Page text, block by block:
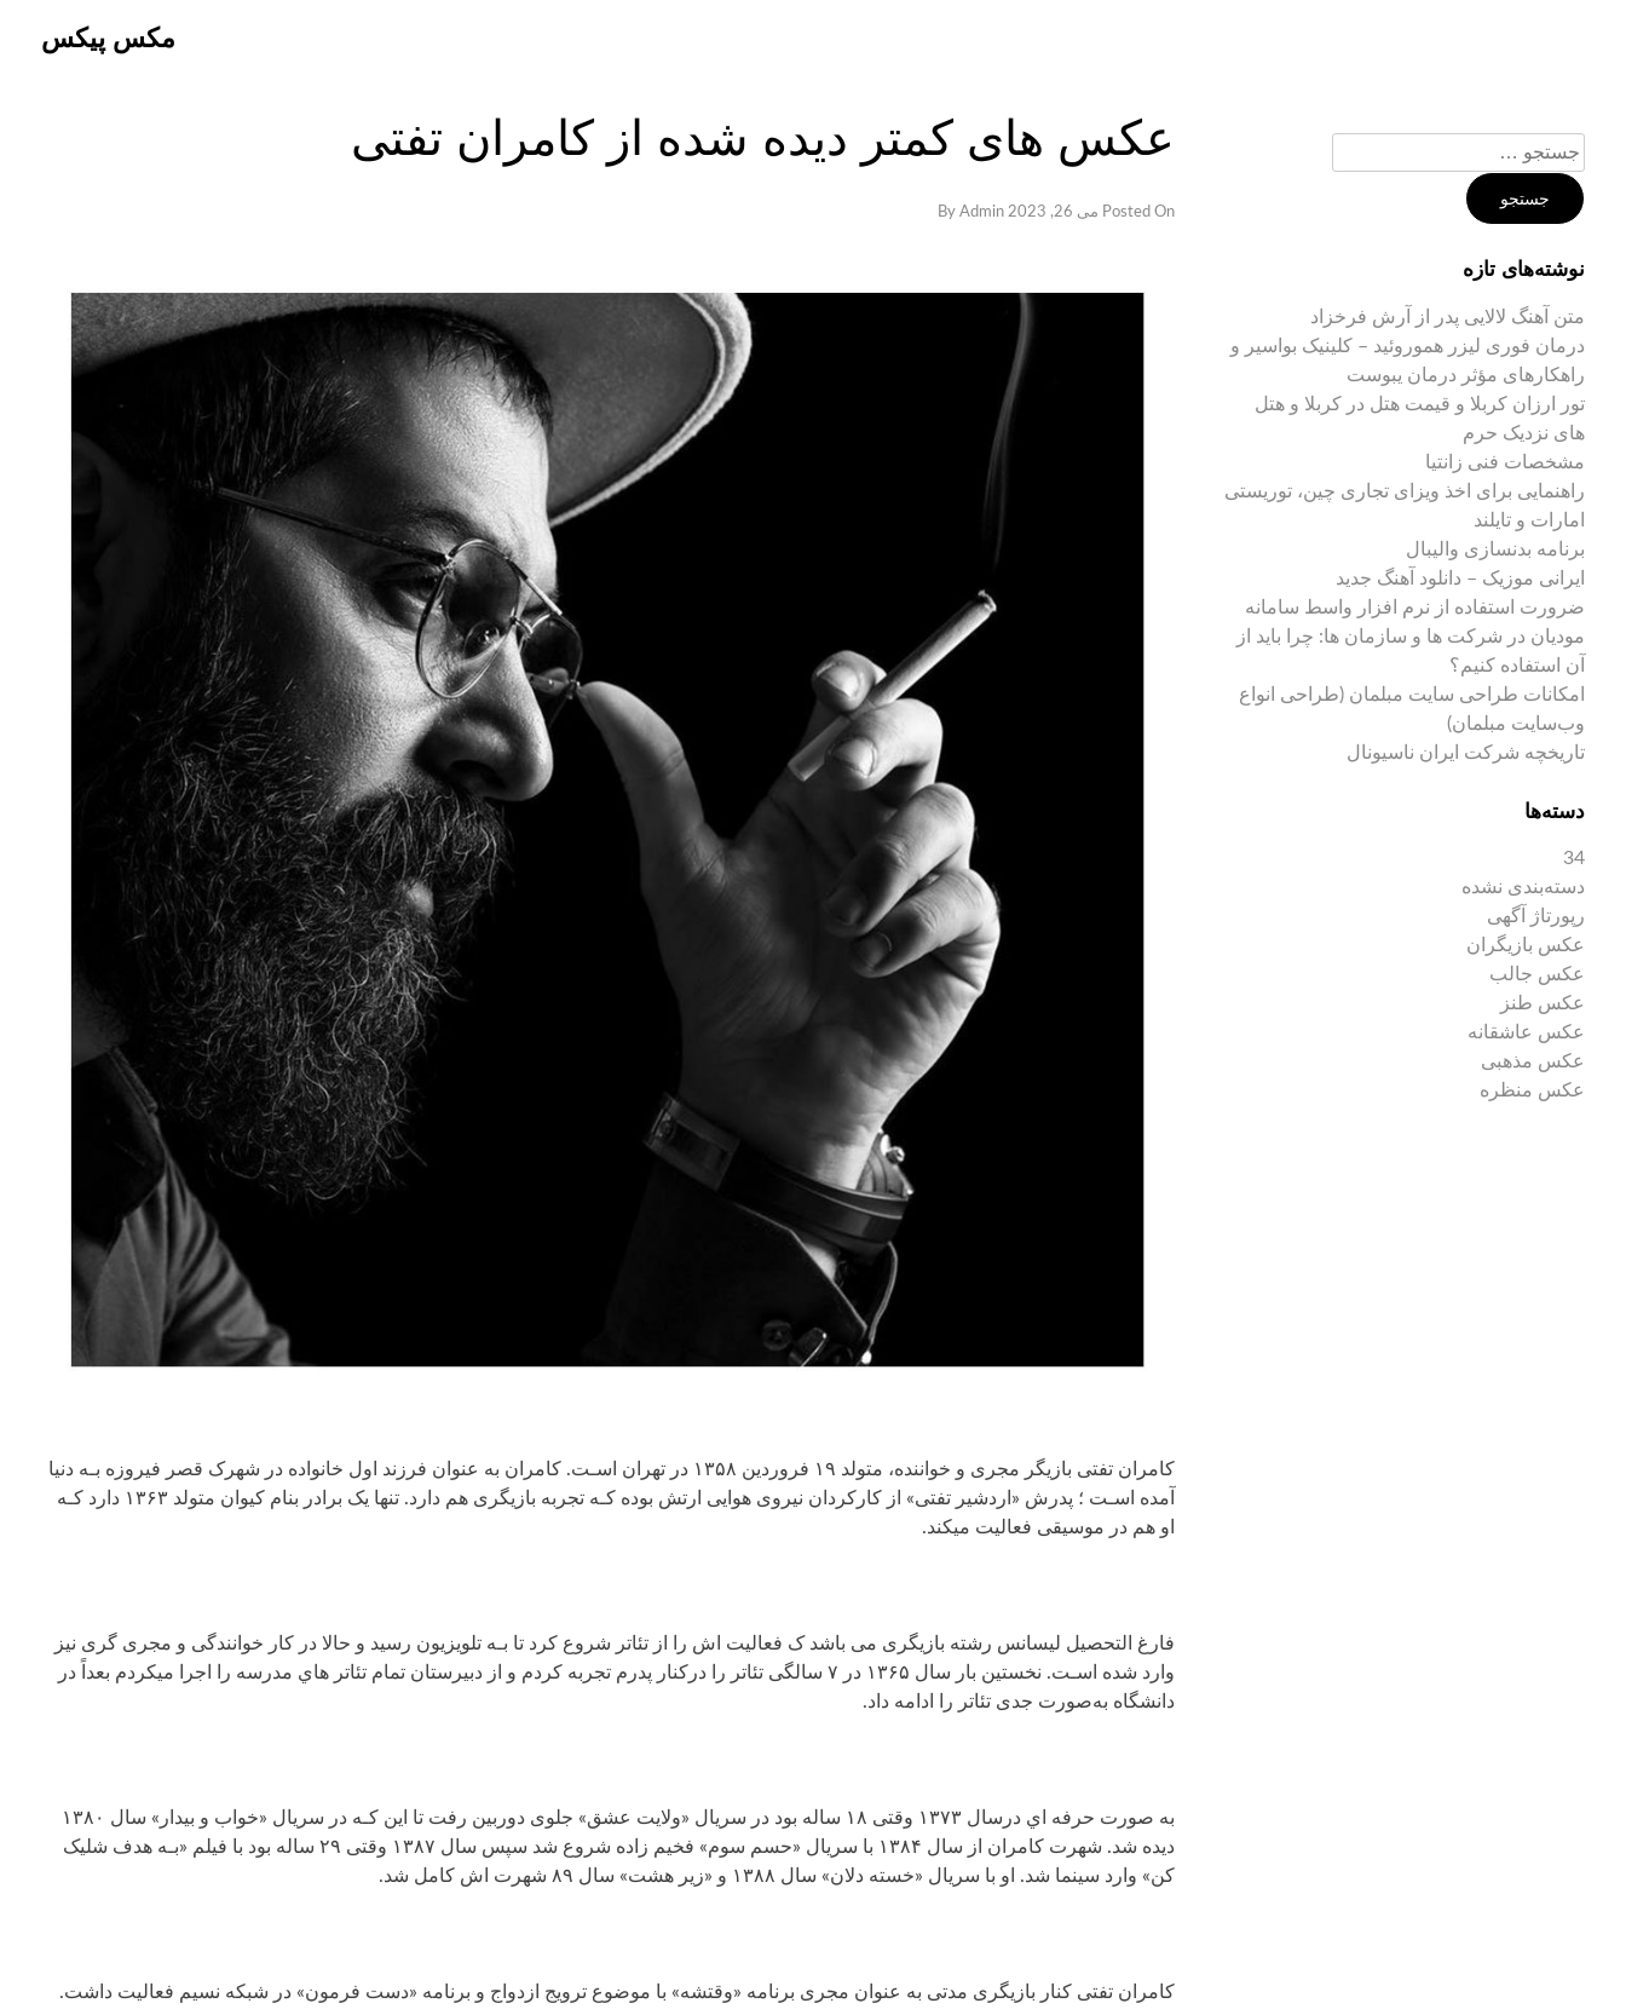
مکس پیکس
عکس های کمتر دیده شده از کامران تفتی
Posted On می 26, 2023 By
Admin
کامران تفتی بازیگر مجری و خواننده، متولد ۱۹ فروردین ۱۳۵۸ در تهران اسـت. کامران به عنوان فرزند اول خانواده در شهرک قصر فیروزه بـه دنیا
آمده اسـت ؛ پدرش «اردشیر تفتی» از کارکردان نیروی هوایی ارتش بوده کـه تجربه بازیگری هم دارد. تنها یک برادر بنام کیوان متولد ۱۳۶۳ دارد کـه
او هم در موسیقی فعالیت میکند.
فارغ التحصیل لیسانس رشته بازیگری می باشد ک فعالیت اش را از تئاتر شروع کرد تا بـه تلویزیون رسید و حالا در کار خوانندگی و مجری گری نیز
وارد شده اسـت. نخستین بار سال ۱۳۶۵ در ۷ سالگی تئاتر را درکنار پدرم تجربه کردم و از دبیرستان تمام تئاتر هاي‌ مدرسه را اجرا میکردم بعداً در
دانشگاه به‌صورت جدی تئاتر را ادامه داد.
به‌ صورت حرفه اي درسال ۱۳۷۳ وقتی ۱۸ ساله بود در سریال «ولایت عشق» جلوی دوربین رفت تا این کـه در سریال «خواب و بیدار» سال ۱۳۸۰
دیده شد. شهرت کامران از سال ۱۳۸۴ با سریال «حسم سوم» فخیم زاده شروع شد سپس سال ۱۳۸۷ وقتی ۲۹ ساله بود با فیلم «بـه هدف شلیک
کن» وارد سینما شد. او با سریال «خسته دلان» سال ۱۳۸۸ و «زیر هشت» سال ۸۹ شهرت اش کامل شد.
کامران تفتی کنار بازیگری مدتی به عنوان مجری برنامه «وقتشه» با موضوع ترویج ازدواج و برنامه «دست فرمون» در شبکه نسیم فعالیت داشت.
جستجو
برای:
نوشته‌های تازه
متن آهنگ لالایی پدر از آرش فرخزاد
درمان فوری لیزر هموروئید – کلینیک بواسیر و
راهکارهای مؤثر درمان یبوست
تور ارزان کربلا و قیمت هتل در کربلا و هتل
های نزدیک حرم
مشخصات فنی زانتیا
راهنمایی برای اخذ ویزای تجاری چین، توریستی
امارات و تایلند
برنامه بدنسازی والیبال
ایرانی موزیک – دانلود آهنگ جدید
ضرورت استفاده از نرم افزار واسط سامانه
مودیان در شرکت ها و سازمان ها: چرا باید از
آن استفاده کنیم؟
امکانات طراحی سایت مبلمان (طراحی انواع
وب‌سایت مبلمان)
تاریخچه شرکت ایران ناسیونال
دسته‌ها
34
دسته‌بندی نشده
رپورتاژ آگهی
عکس بازیگران
عکس جالب
عکس طنز
عکس عاشقانه
عکس مذهبی
عکس منظره